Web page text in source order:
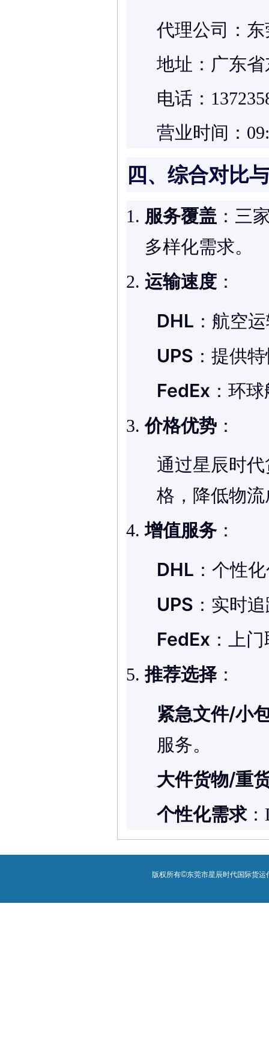
代理公司：
地址：广东
电话：
营业时间：
四、综合对比
服务覆盖 ：三
多样化需求。
运输速度 ：
DHL ：航空
UPS ：提供
FedEx ：环
价格优势 ：
通过星辰时
格，降低物
增值服务：
DHL ：个性
UPS ：实时
FedEx ：上
推荐选择：
紧急文件/小
服务。
大件货物/重
个性化需求：
版权所有©东莞市星辰时代国际货